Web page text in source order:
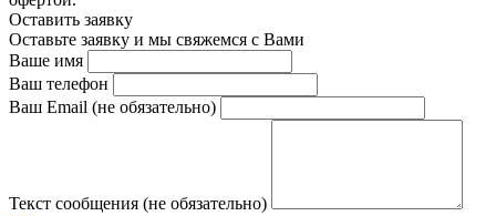
Оставить заявку
Оставьте заявку и мы свяжемся с Вами
Ваше имя
Ваш телефон
Ваш Email (не обязательно)
Текст сообщения (не обязательно)